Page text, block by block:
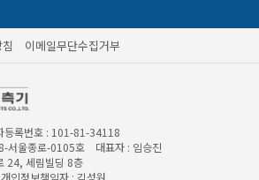
이메일무단수집거부
록번호 : 101-81-34118
서울종로-0105호 대표자 : 임승진
24, 세림빌딩 8층
정보책임자 : 김성원